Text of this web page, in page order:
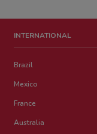
INTERNATIONAL
Brazil
Mexico
France
Australia